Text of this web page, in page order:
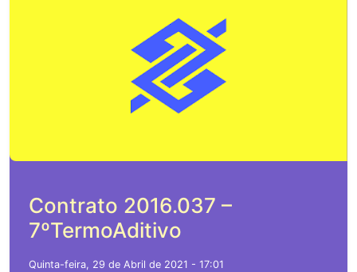
Contrato 2016.037 –
7ºTermoAditivo
Quinta-feira, 29 de Abril de 2021 - 17:01